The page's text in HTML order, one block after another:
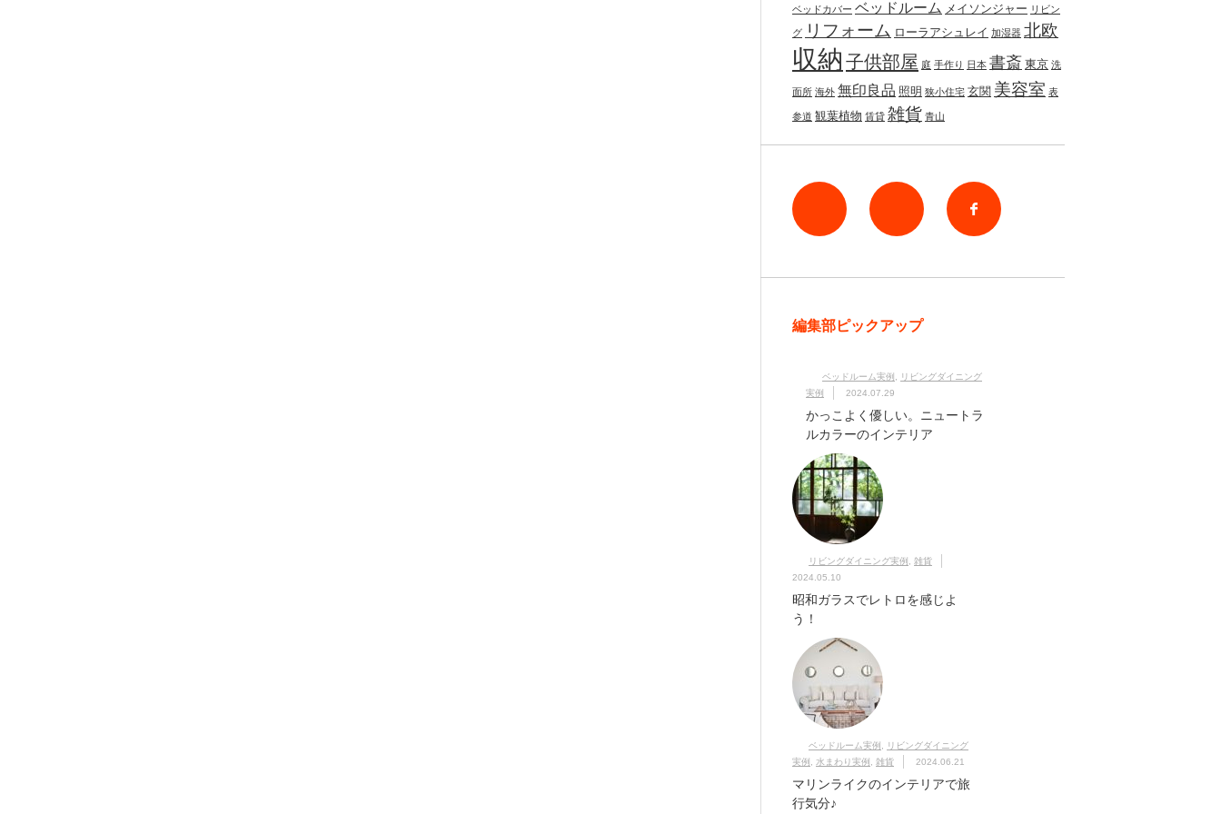
ベッドカバー ベッドルーム メイソンジャー リビン
グ リフォーム ローラアシュレイ 加湿器 北欧
収納 子供部屋 庭 手作り 日本 書斎 東京 洗
面所 海外 無印良品 照明 狭小住宅 玄関 美容室 表
参道 観葉植物 賃貸 雑貨 青山
Twitter
編集部ピックアップ
ベッドルーム実例
リビングダイニング
実例
2024.07.29
かっこよく優しい。ニュートラ
ルカラーのインテリア
リビングダイニング実例
雑貨
2024.05.10
昭和ガラスでレトロを感じよ
う！
ベッドルーム実例
リビングダイニング
実例
水まわり実例 雑貨 2024.06.21
マリンライクのインテリアで旅
行気分♪